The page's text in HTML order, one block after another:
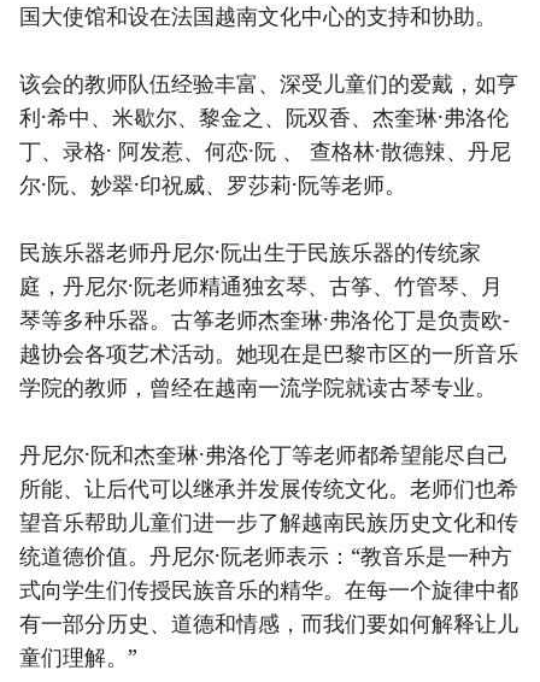
国大使馆和设在法国越南文化中心的支持和协助。
该会的教师队伍经验丰富、深受儿童们的爱戴，如亨
利·希中、米歇尔、黎金之、阮双香、杰奎琳·弗洛伦
丁、录格· 阿发惹、何恋·阮 、 查格林·散德辣、丹尼
尔·阮、妙翠·印祝威、罗莎莉·阮等老师。
民族乐器老师丹尼尔·阮出生于民族乐器的传统家
庭，丹尼尔·阮老师精通独玄琴、古筝、竹管琴、月
琴等多种乐器。古筝老师杰奎琳·弗洛伦丁是负责欧-
越协会各项艺术活动。她现在是巴黎市区的一所音乐
学院的教师，曾经在越南一流学院就读古琴专业。
丹尼尔·阮和杰奎琳·弗洛伦丁等老师都希望能尽自己
所能、让后代可以继承并发展传统文化。老师们也希
望音乐帮助儿童们进一步了解越南民族历史文化和传
统道德价值。丹尼尔·阮老师表示：“教音乐是一种方
式向学生们传授民族音乐的精华。在每一个旋律中都
有一部分历史、道德和情感，而我们要如何解释让儿
童们理解。”